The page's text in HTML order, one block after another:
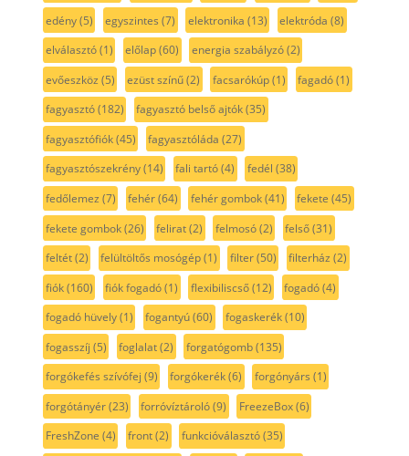
edény(5) egyszintes (7) elektronika (13) elektróda (8)
elválasztó(1) előlap(60) energia szabályzó(2)
evőeszköz (5) ezüst színű(2) facsarókúp(1) fagadó(1)
fagyasztó(182) fagyasztó belső ajtók(35)
fagyasztófiók(45) fagyasztóláda (27)
fagyasztószekrény(14) fali tartó(4) fedél (38)
fedőlemez (7) fehér(64) fehér gombok(41) fekete (45)
fekete gombok(26) felirat(2) felmosó(2) felső(31)
feltét(2) felültöltős mosógép(1) filter(50) filterház (2)
fiók(160) fiók fogadó(1) flexibiliscső(12) fogadó(4)
fogadó hüvely(1) fogantyú(60) fogaskerék(10)
fogasszíj (5) foglalat(2) forgatógomb(135)
forgókefés szívófej (9) forgókerék(6) forgónyárs (1)
forgótányér(23) forróvíztároló(9) FreezeBox(6)
FreshZone (4) front(2) funkcióválasztó(35)